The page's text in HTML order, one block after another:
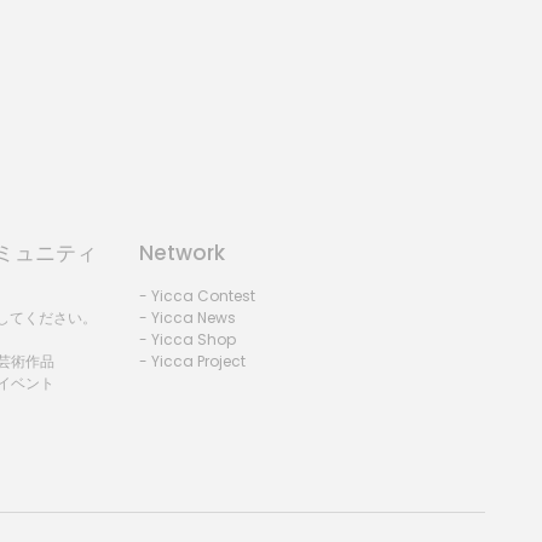
ュニティ
ください。
術作品
ベント
Network
- Yicca Contest
- Yicca News
- Yicca Shop
- Yicca Project